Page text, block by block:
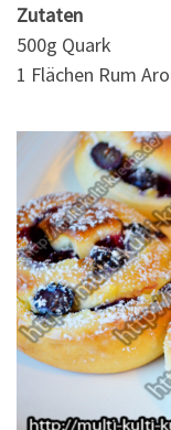
Zutaten
500g Quark
1 Flächen Rum